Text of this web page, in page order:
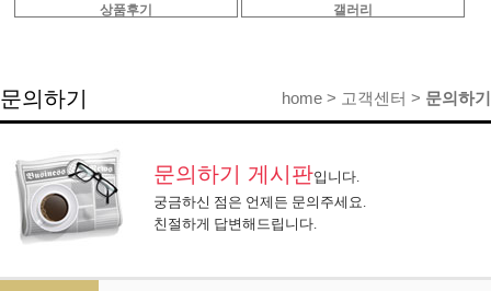
상품후기 갤러리
문의하기 home > 고객센터 > 문의하기
문의하기 게시판입니다.
궁금하신 점은 언제든 문의주세요.
친절하게 답변해드립니다.